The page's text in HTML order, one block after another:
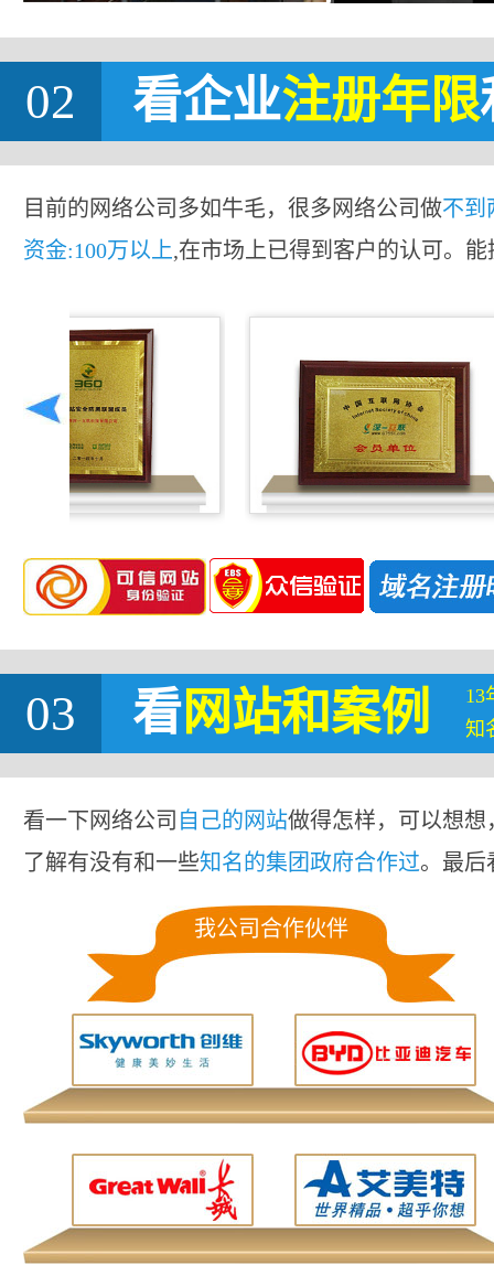
02 看企业注册年限
目前的网络公司多如牛毛，很多网络公司做不到
资金:100万以上,在市场上已得到客户的认可。
03 看网站和案例
13
知
看一下网络公司 自己的网站做得怎样，可以想
了解有没有和一些知名的集团政府合作过。最后
我公司合作伙伴